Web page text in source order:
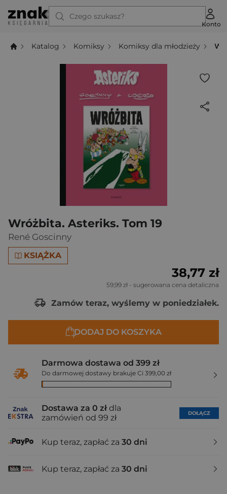
Czego szukasz?
Konto
Katalog Komiksy Komiksy dla młodzieży
Wróżbita. Asteriks. Tom 19
René Goscinny
KSIĄŻKA
38,77 zł
59,99 zł - sugerowana cena detaliczna
Zamów teraz, wyślemy w poniedziałek.
DODAJ DO KOSZYKA
Darmowa dostawa od 399 zł
Do darmowej dostawy brakuje Ci 399,00 zł
Dostawa za 0 zł dla
zamówień od 99 zł
DOŁĄCZ
Kup teraz, zapłać za 30 dni
Kup teraz, zapłać za 30 dni